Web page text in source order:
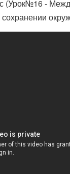
(Урок№16 -
сохранении